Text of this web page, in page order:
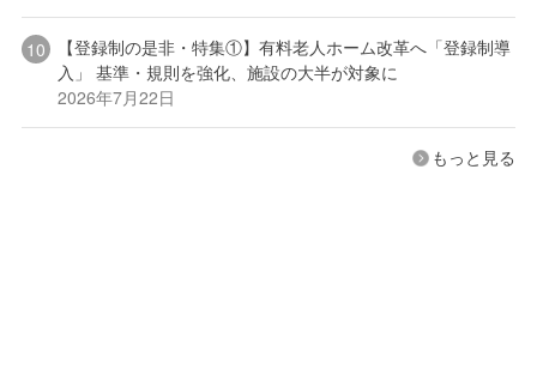
【登録制の是非・特集①】有料老人ホーム改革へ「登録制導
入」 基準・規則を強化、施設の大半が対象に
2026年7月22日
もっと見る